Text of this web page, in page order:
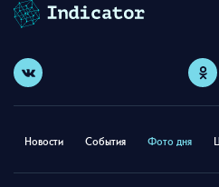
Новости События Фото дня